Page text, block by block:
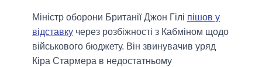
Міністр оборони Британії Джон Гілі пішов у
відставку через розбіжності з Кабміном щодо
військового бюджету. Він звинувачив уряд
Кіра Стармера в недостатньому